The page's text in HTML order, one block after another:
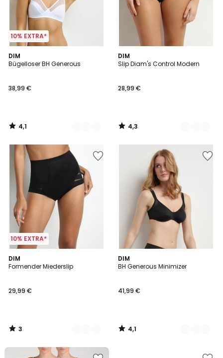
10% EXTRA*
DIM
Bügelloser BH Generous
38,99 €
4,1
/ 5
3
Farben
4,1
/
DIM
Slip Diam's Control Modern
28,99 €
4,3
/ 5
2
Farben
4,3
/
10% EXTRA*
DIM
Formender Miederslip
29,99 €
3
/
2
Farben
3
/
DIM
BH Generous Minimizer
41,99 €
4,1
/ 5
2
Farben
4,1
/